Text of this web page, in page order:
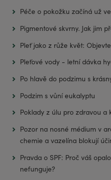
Péče o pokožku začíná už
Pigmentové skvrny. Jak jim
Pleť jako z růže květ:
Pleťové vody - letní dávka
Po hlavě do podzimu s
Podzim s vůní eukalyptu
Poklady z úlu pro zdravou a
Pozor na nosné médium v
chemie a vazelína blokují
Pravda o SPF: Proč váš
nefunguje?